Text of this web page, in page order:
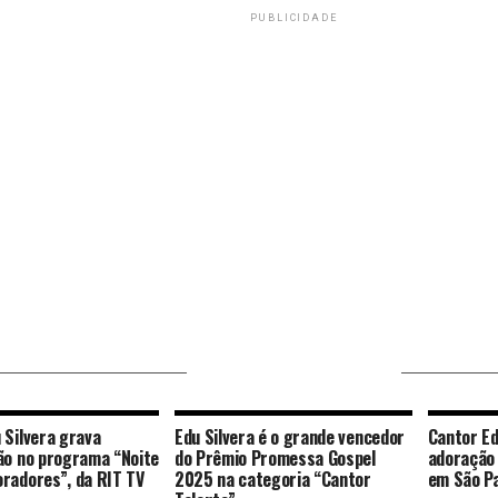
PUBLICIDADE
Silvera grava
no programa “Noite
da RIT TV
Edu Silvera é o grande vencedor
do Prêmio Promessa Gospel
2025 na categoria “Cantor
Cantor
em São